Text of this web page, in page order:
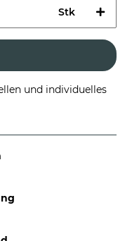
Stk
und individuelles